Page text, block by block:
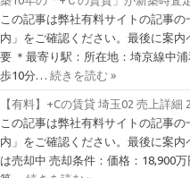
この記事は弊社有料サイトの記事
内」をご確認ください。最後に案
要 ＊最寄り駅：所在地：埼京線中
歩10分… 続きを読む »
【有料】+Cの賃貸 埼玉02 売上詳細
この記事は弊社有料サイトの記事
内」をご確認ください。最後に案
は売却中 売却条件：価格：